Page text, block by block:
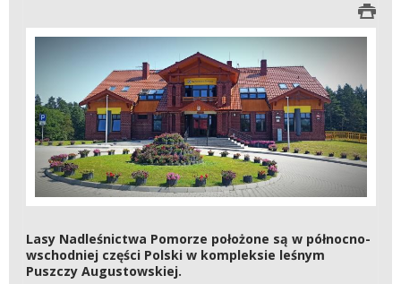
Lasy Nadleśnictwa Pomorze położone są w północno-
wschodniej części Polski w kompleksie leśnym
Puszczy Augustowskiej.